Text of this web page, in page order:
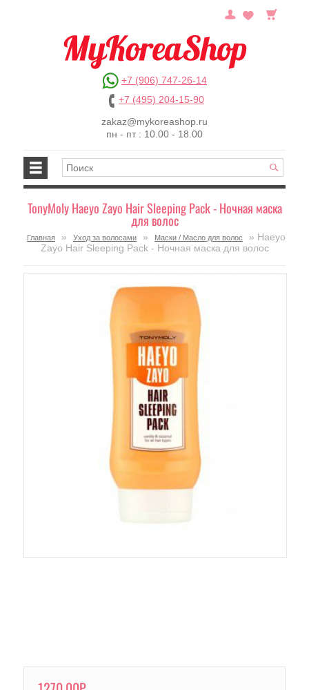
+7 (906) 747-26-14
+7 (495) 204-15-90
zakaz@mykoreashop.ru
пн - пт : 10.00 - 18.00
TonyMoly Haeyo Zayo Hair Sleeping Pack - Ночная маска
для волос
Главная » Уход за волосами » Маски / Масло для волос
» Haeyo
Zayo Hair Sleeping Pack - Ночная маска для волос